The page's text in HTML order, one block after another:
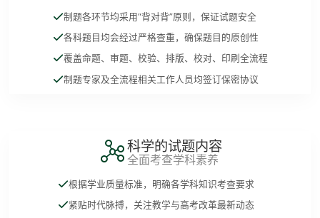
制题各环节均采用“背对背”原则，保证试题安全
各科题目均会经过严格查重，确保题目的原创性
覆盖命题、审题、校验、排版、校对、印刷全流程
制题专家及全流程相关工作人员均签订保密协议
科学的试题内容
全面考查学科素养
根据学业质量标准，明确各学科知识考查要求
紧贴时代脉搏，关注教学与高考改革最新动态